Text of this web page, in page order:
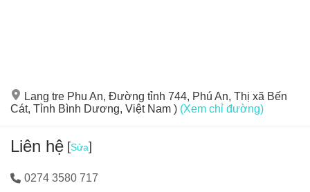
Lang tre Phu An, Đường tỉnh 744, Phú An, Thị xã Bến
Cát, Tỉnh Bình Dương, Việt Nam ) (Xem chỉ đường)
Liên hệ [Sửa]
0274 3580 717